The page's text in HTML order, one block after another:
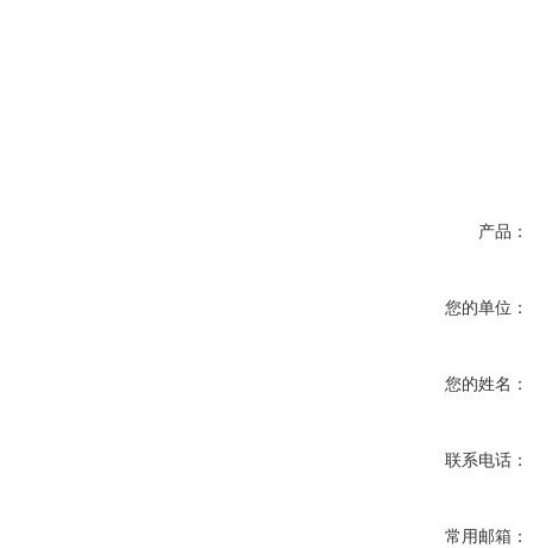
产品：
您的单位：
您的姓名：
联系电话：
常用邮箱：